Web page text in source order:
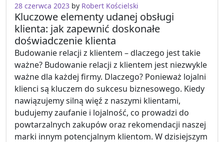
28 czerwca 2023 by Robert Kościelski
Kluczowe elementy udanej obsługi
klienta: jak zapewnić doskonałe
doświadczenie klienta
Budowanie relacji z klientem – dlaczego jest takie
ważne? Budowanie relacji z klientem jest niezwykle
ważne dla każdej firmy. Dlaczego? Ponieważ lojalni
klienci są kluczem do sukcesu biznesowego. Kiedy
nawiązujemy silną więź z naszymi klientami,
budujemy zaufanie i lojalność, co prowadzi do
powtarzalnych zakupów oraz rekomendacji naszej
marki innym potencjalnym klientom. W dzisiejszym